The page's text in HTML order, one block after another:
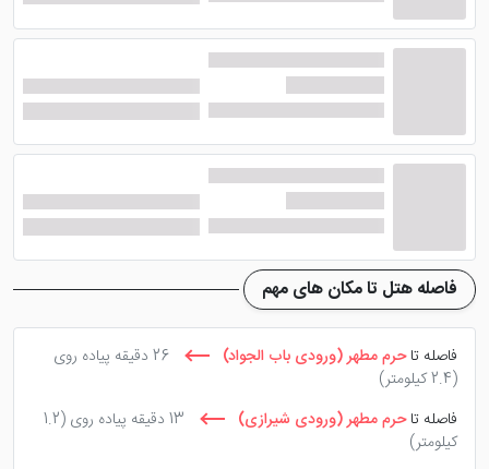
کافی‌شاپ، لاندری، اتاق چمدان، گشت درون شهری و برون
شهری، اینترنت رایگان در لابی و اتاق، خدمات جانبازان و
معلولین، تاکسی سرویس و ... می باشد. منوی غذایی این
هتل مشهد به‌صورت انتخابی بوده و صبحانه بوفه سلف
سرویس است. کافی‌شاپ هتل هم برای سپری کردن اوقاتی
آرام بهترین مکان هتل محسوب می‌شود.
فاصله هتل تا مکان های مهم
فاصله تاحرم مطهر (ورودی باب الجواد)
26 دقیقه پیاده روی
(2.4 کیلومتر)
فاصله تاحرم مطهر (ورودی شیرازی) 13 دقیقه پیاده روی
(1.2
کیلومتر)